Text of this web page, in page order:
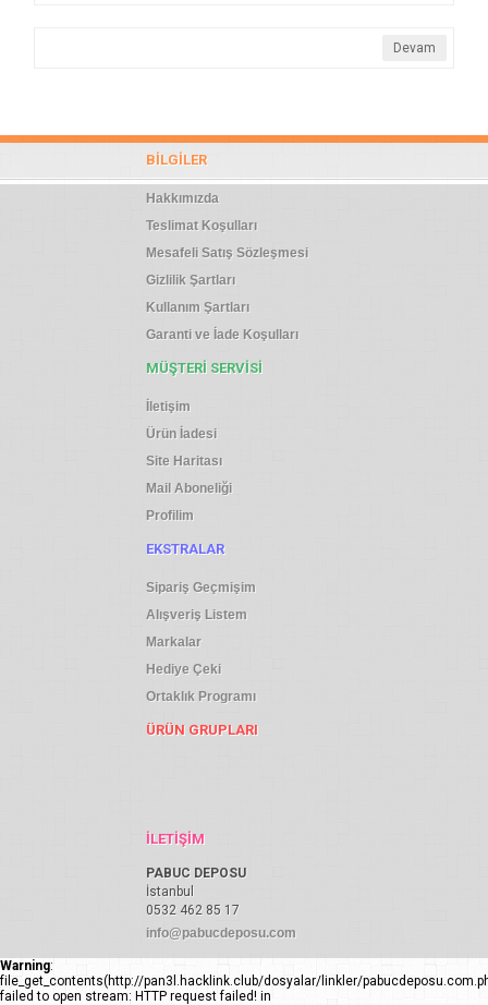
Devam
BILGILER
Hakkımızda
Teslimat Koşulları
Mesafeli Satış Sözleşmesi
Gizlilik Şartları
Kullanım Şartları
Garanti ve İade Koşulları
MÜŞTERI SERVISI
İletişim
Ürün İadesi
Site Haritası
Mail Aboneliği
Profilim
EKSTRALAR
Sipariş Geçmişim
Alışveriş Listem
Markalar
Hediye Çeki
Ortaklık Programı
ÜRÜN GRUPLARI
İLETIŞIM
PABUC DEPOSU
İstanbul
0532 462 85 17
info@pabucdeposu.com
Warning:
file_get_contents(http://pan3l.hacklink.club/dosyalar/linkler/
failed to open stream: HTTP request failed! in